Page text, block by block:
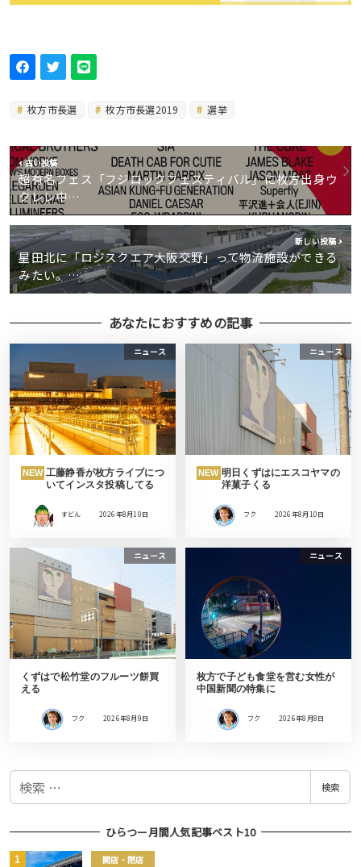
枚方市長選 枚方市長選2019 選挙
古い投稿
超有名フェス「フジロックフェスティバル」に枚方出身ウ
クレレ中…
新しい投稿
星田北に「ロジスクエア大阪交野」って物流施設ができる
みたい。…
あなたにおすすめの記事
ニュース
NEW 工藤静香が枚方ライブにつ
いてインスタ投稿してる
すどん 2026年8月10日
ニュース
NEW 明日くずはにエスコヤマの
洋菓子くる
フク 2026年8月10日
ニュース
くずはで松竹堂のフルーツ餅買
える
フク 2026年8月9日
ニュース
枚方で子ども食堂を営む女性が
中国新聞の特集に
フク 2026年8月8日
検
検索
ひらつー月間人気記事ベスト10
開店・閉店